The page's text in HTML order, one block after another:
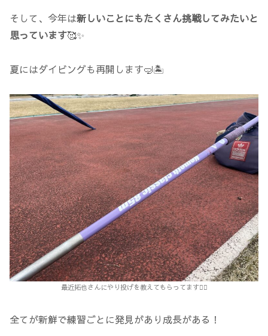
そして、今年は新しいことにもたくさん挑戦してみたいと
思っています🥰✨
夏にはダイビングも再開します🤿🏝️
最近拓也さんにやり投げを教えてもらってます🏋️‍♀️
全てが新鮮で練習ごとに発見があり成長がある！